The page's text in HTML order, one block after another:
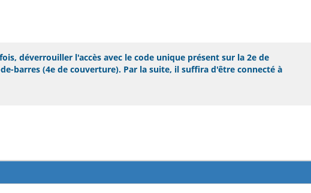
déverrouiller l'accès avec le code unique présent sur la 2e de
barres (4e de couverture). Par la suite, il suffira d'être connecté à